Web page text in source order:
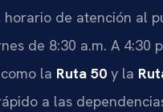
horario de atención al
de 8:30 a.m. A 4:30
la Ruta 50 y la
a las